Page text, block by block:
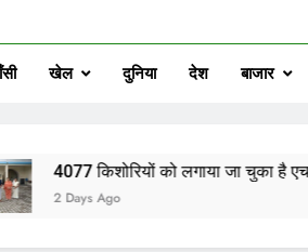
खेल दुनिया देश बाजार
को लगाया जा चुका है एचपीवी का टीका –